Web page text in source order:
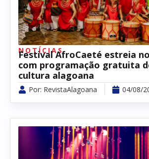
NOTÍCIAS
Festival AfroCaeté estreia
com programação gratuita
cultura alagoana
Por: RevistaAlagoana 04/08/